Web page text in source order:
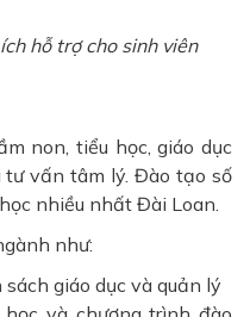
hỗ trợ cho sinh viên
non, tiểu học, giáo dục
vấn tâm lý. Đào tạo số
nhiều nhất Đài Loan.
như:
giáo dục và quản lý